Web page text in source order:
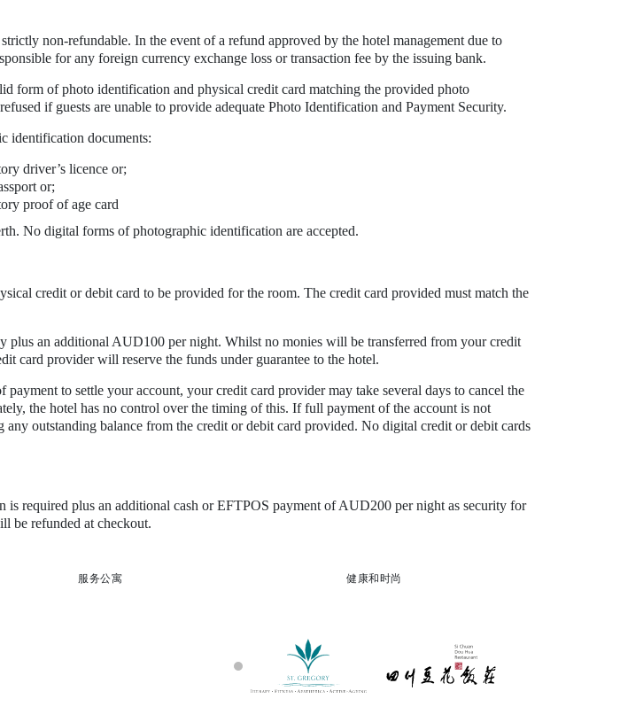
non-refundable. In the event of a refund approved by the hotel management due to
for any foreign currency exchange loss or transaction fee by the issuing bank.
form of photo identification and physical credit card matching the provided photo
if guests are unable to provide adequate Photo Identification and Payment Security.
identification documents:
driver’s licence or;
or;
proof of age card
No digital forms of photographic identification are accepted.
credit or debit card to be provided for the room. The credit card provided must match the
plus an additional AUD100 per night. Whilst no monies will be transferred from your credit
card provider will reserve the funds under guarantee to the hotel.
to settle your account, your credit card provider may take several days to cancel the
the hotel has no control over the timing of this. If full payment of the account is not
any outstanding balance from the credit or debit card provided. No digital credit or debit cards
required plus an additional cash or EFTPOS payment of AUD200 per night as security for
be refunded at checkout.
服务公寓 健康和时尚